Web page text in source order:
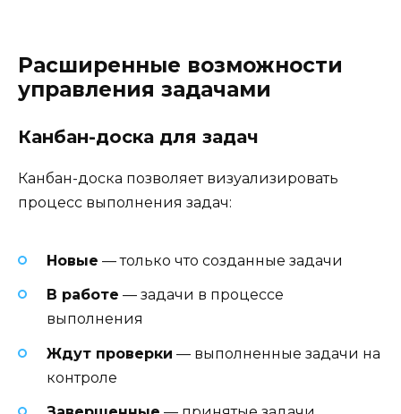
Расширенные возможности
управления задачами
Канбан-доска для задач
Канбан-доска позволяет визуализировать
процесс выполнения задач:
Новые — только что созданные задачи
В работе — задачи в процессе
выполнения
Ждут проверки — выполненные задачи на
контроле